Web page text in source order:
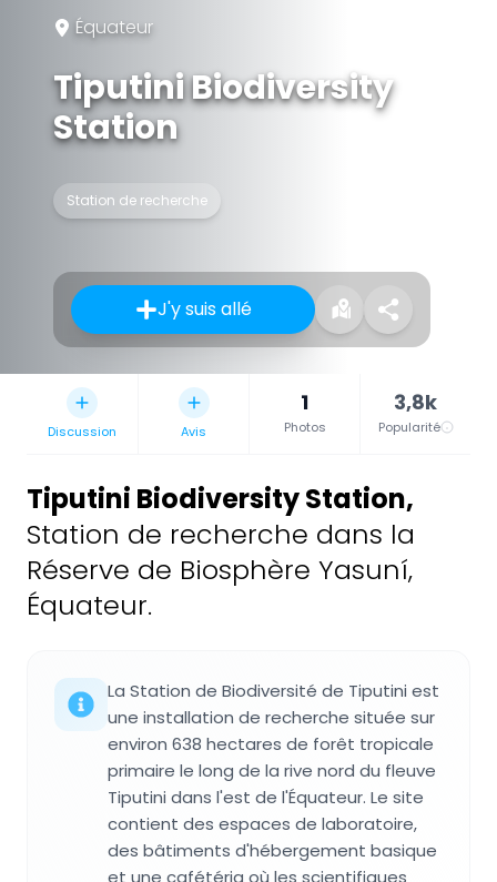
Équateur
Tiputini Biodiversity
Station
Station de recherche
J'y suis allé
Discussion Avis
1
Photos
3,8k
Popularité
Tiputini Biodiversity Station,
Station de recherche dans la
Réserve de Biosphère Yasuní,
Équateur.
La Station de Biodiversité de Tiputini est
une installation de recherche située sur
environ 638 hectares de forêt tropicale
primaire le long de la rive nord du fleuve
Tiputini dans l'est de l'Équateur. Le site
contient des espaces de laboratoire,
des bâtiments d'hébergement basique
et une cafétéria où les scientifiques